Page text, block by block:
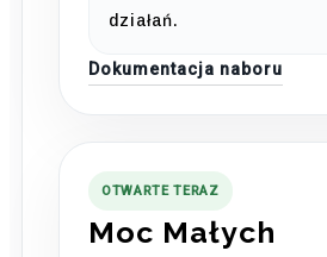
działań.
Dokumentacja naboru
OTWARTE TERAZ
Moc Małych